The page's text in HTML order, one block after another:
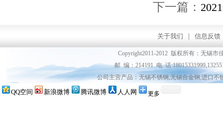
下一篇：
关于我们 信息反馈
Copyright2011-2012 版权所有：无锡
邮 编：214191 电 话
公司主营产品：无锡不锈钢,无锡合金钢,进口
QQ空间 新浪微博 腾讯微博 人人网 更多